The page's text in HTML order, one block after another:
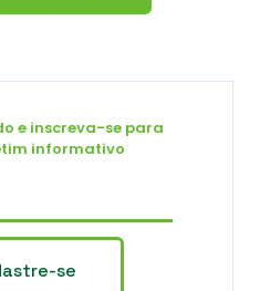
e inscreva-se para
informativo